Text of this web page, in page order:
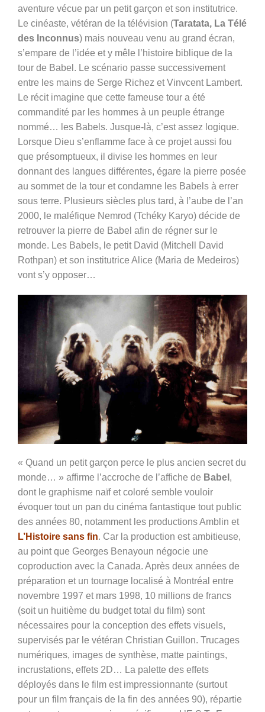
aventure vécue par un petit garçon et son institutrice.
Le cinéaste, vétéran de la télévision (Taratata, La Télé
des Inconnus) mais nouveau venu au grand écran,
s’empare de l’idée et y mêle l’histoire biblique de la
tour de Babel. Le scénario passe successivement
entre les mains de Serge Richez et Vinvcent Lambert.
Le récit imagine que cette fameuse tour a été
commandité par les hommes à un peuple étrange
nommé… les Babels. Jusque-là, c’est assez logique.
Lorsque Dieu s’enflamme face à ce projet aussi fou
que présomptueux, il divise les hommes en leur
donnant des langues différentes, égare la pierre posée
au sommet de la tour et condamne les Babels à errer
sous terre. Plusieurs siècles plus tard, à l’aube de l’an
2000, le maléfique Nemrod (Tchéky Karyo) décide de
retrouver la pierre de Babel afin de régner sur le
monde. Les Babels, le petit David (Mitchell David
Rothpan) et son institutrice Alice (Maria de Medeiros)
vont s’y opposer…
« Quand un petit garçon perce le plus ancien secret du
monde… » affirme l’accroche de l’affiche de Babel ,
dont le graphisme naïf et coloré semble vouloir
évoquer tout un pan du cinéma fantastique tout public
des années 80, notamment les productions Amblin et
L’Histoire sans fin. Car la production est ambitieuse,
au point que Georges Benayoun négocie une
coproduction avec la Canada. Après deux années de
préparation et un tournage localisé à Montréal entre
novembre 1997 et mars 1998, 10 millions de francs
(soit un huitième du budget total du film) sont
nécessaires pour la conception des effets visuels,
supervisés par le vétéran Christian Guillon. Trucages
numériques, images de synthèse, matte paintings,
incrustations, effets 2D… La palette des effets
déployés dans le film est impressionnante (surtout
pour un film français de la fin des années 90), répartie